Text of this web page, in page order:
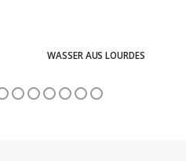
WASSER AUS LOURDES